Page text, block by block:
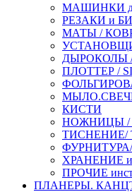
МАШИНКИ
РЕЗАКИ и
МАТЫ /
ДЫРОКОЛЫ
ПЛОТТЕР /
КИСТИ
НОЖНИЦЫ /
ТИСНЕНИЕ/
ФУРНИТУРА/
ХРАНЕНИЕ
ПРОЧИЕ
ПЛАНЕРЫ.